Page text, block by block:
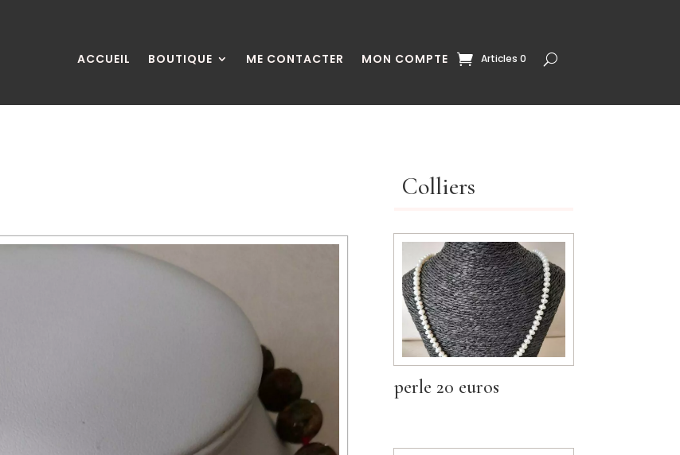
ACCUEIL BOUTIQUE ME CONTACTER MON COMPTE Articles 0
Colliers
perle 20 euros